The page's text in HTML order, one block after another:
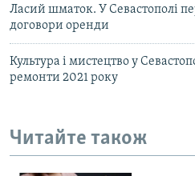
Ласий шматок. У Севастополі
договори оренди
Культура і мистецтво у
ремонти 2021 року
Читайте також